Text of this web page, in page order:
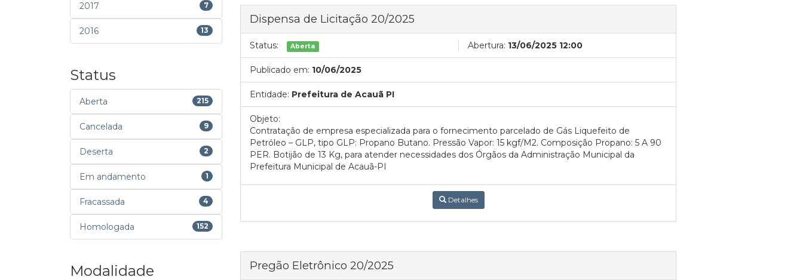
2017 7
2016 13
Status
Aberta 215
Cancelada 9
Deserta 2
Em andamento 1
Fracassada 4
Homologada 152
Modalidade
Dispensa de Licitação 20/2025
Status: Aberta Abertura: 13/06/2025 12:00
Publicado em: 10/06/2025
Entidade: Prefeitura de Acauã PI
Objeto:
Contratação de empresa especializada para o fornecimento parcelado de Gás Liquefeito de
Petróleo – GLP, tipo GLP: Propano Butano. Pressão Vapor: 15 kgf/M2. Composição Propano: 5 A 90
PER. Botijão de 13 Kg, para atender necessidades dos Órgãos da Administração Municipal da
Prefeitura Municipal de Acauã-PI
Detalhes
Pregão Eletrônico 20/2025